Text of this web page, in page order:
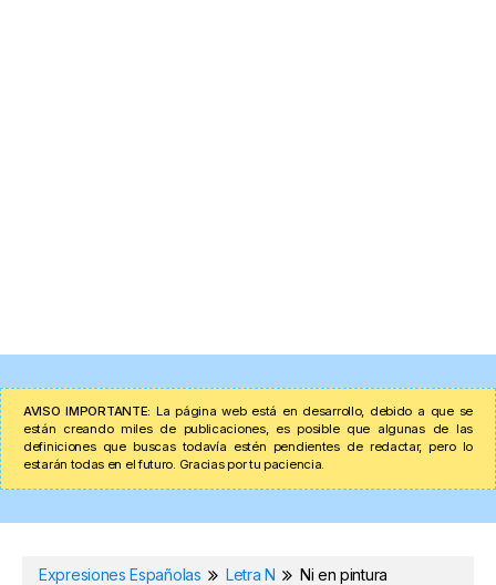
AVISO IMPORTANTE: La página web está en desarrollo, debido a que se
están creando miles de publicaciones, es posible que algunas de las
definiciones que buscas todavía estén pendientes de redactar, pero lo
estarán todas en el futuro. Gracias por tu paciencia.
Expresiones Españolas Letra N Ni en pintura